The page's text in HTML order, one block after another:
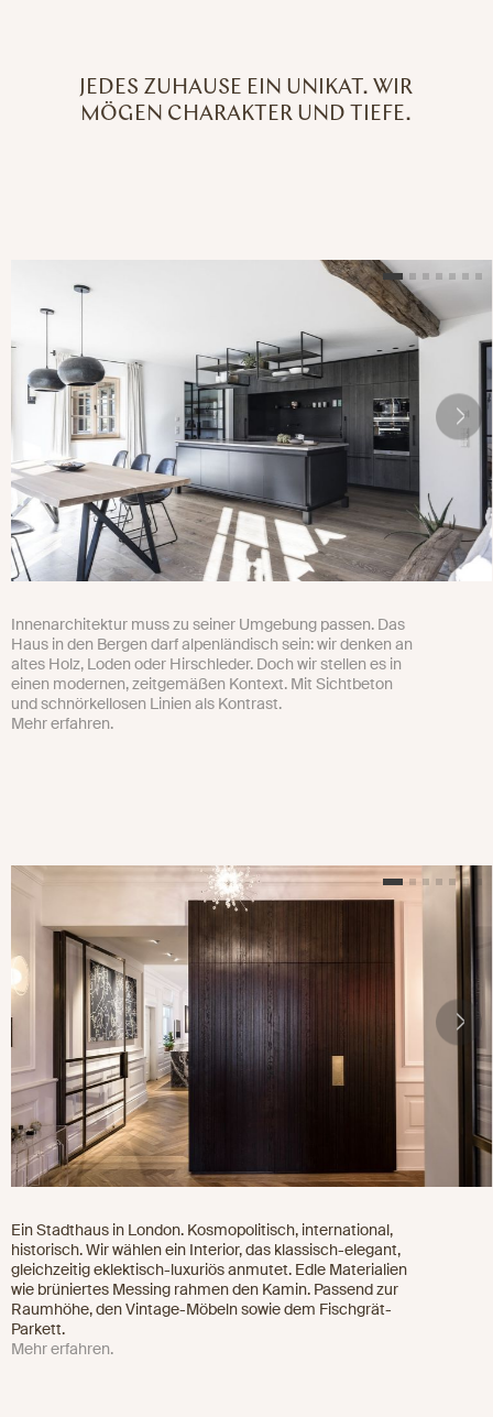
JEDES ZUHAUSE EIN UNIKAT. WIR
MÖGEN CHARAKTER UND TIEFE.
Innenarchitektur muss zu seiner Umgebung passen. Das
Haus in den Bergen darf alpenländisch sein: wir denken an
altes Holz, Loden oder Hirschleder. Doch wir stellen es in
einen modernen, zeitgemäßen Kontext. Mit Sichtbeton
und schnörkellosen Linien als Kontrast.
Mehr erfahren.
Ein Stadthaus in London. Kosmopolitisch, international,
historisch. Wir wählen ein Interior, das klassisch-elegant,
gleichzeitig eklektisch-luxuriös anmutet. Edle Materialien
wie brüniertes Messing rahmen den Kamin. Passend zur
Raumhöhe, den Vintage-Möbeln sowie dem Fischgrät-
Parkett.
Mehr erfahren.